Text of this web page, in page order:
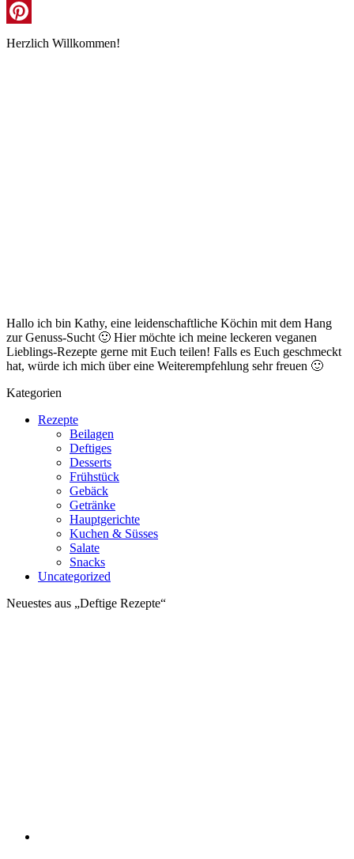
Instagram
Pinterest
Herzlich Willkommen!
Hallo ich bin Kathy, eine leidenschaftliche Köchin mit dem Hang
zur Genuss-Sucht 🙂 Hier möchte ich meine leckeren veganen
Lieblings-Rezepte gerne mit Euch teilen! Falls es Euch geschmeckt
hat, würde ich mich über eine Weiterempfehlung sehr freuen 🙂
Kategorien
Rezepte
Beilagen
Deftiges
Desserts
Frühstück
Gebäck
Getränke
Hauptgerichte
Kuchen & Süsses
Salate
Snacks
Uncategorized
Neuestes aus „Deftige Rezepte“